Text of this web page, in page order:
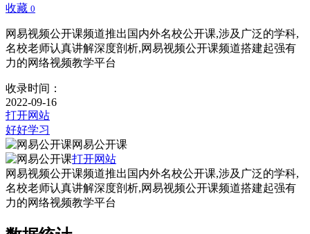
收藏 0
网易视频公开课频道推出国内外名校公开课,涉及广泛的学科,
名校老师认真讲解深度剖析,网易视频公开课频道搭建起强有
力的网络视频教学平台
收录时间：
2022-09-16
打开网站
好好学习
网易公开课
打开网站
网易视频公开课频道推出国内外名校公开课,涉及广泛的学科,
名校老师认真讲解深度剖析,网易视频公开课频道搭建起强有
力的网络视频教学平台